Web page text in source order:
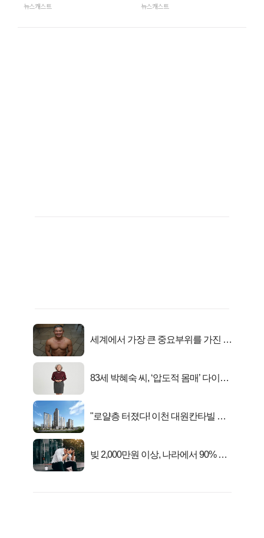
뉴스캐스트 뉴스캐스트
세계에서 가장 큰 중요부위를 가진 남
83세 박혜숙 씨, ‘압도적 몸매’ 다이어
"로얄층 터졌다! 이천 대원칸타빌 잔
빚 2,000만원 이상, 나라에서 90% 갚